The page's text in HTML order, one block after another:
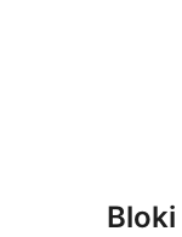
Bloki